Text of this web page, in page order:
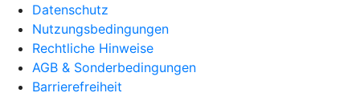
Datenschutz
Nutzungsbedingungen
Rechtliche Hinweise
AGB & Sonderbedingungen
Barrierefreiheit